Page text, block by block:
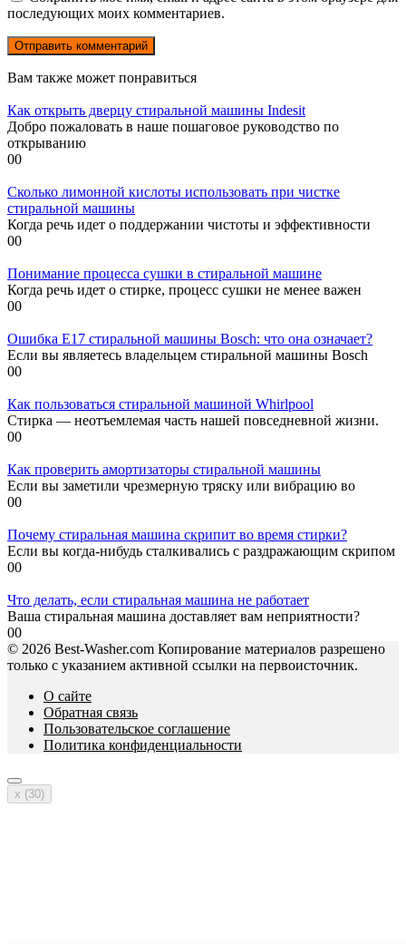
последующих моих комментариев.
Вам также может понравиться
Как открыть дверцу стиральной машины Indesit
Добро пожаловать в наше пошаговое руководство по
открыванию
00
Сколько лимонной кислоты использовать при чистке
стиральной машины
Когда речь идет о поддержании чистоты и эффективности
00
Понимание процесса сушки в стиральной машине
Когда речь идет о стирке, процесс сушки не менее важен
00
Ошибка E17 стиральной машины Bosch: что она означает?
Если вы являетесь владельцем стиральной машины Bosch
00
Как пользоваться стиральной машиной Whirlpool
Стирка — неотъемлемая часть нашей повседневной жизни.
00
Как проверить амортизаторы стиральной машины
Если вы заметили чрезмерную тряску или вибрацию во
00
Почему стиральная машина скрипит во время стирки?
Если вы когда-нибудь сталкивались с раздражающим скрипом
00
Что делать, если стиральная машина не работает
Ваша стиральная машина доставляет вам неприятности?
00
© 2026 Best-Washer.com Копирование материалов разрешено
только с указанием активной ссылки на первоисточник.
О сайте
Обратная связь
Пользовательское соглашение
Политика конфиденциальности
x (30)